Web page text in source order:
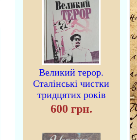
Великий терор.
Сталінські чистки
тридцятих років
600 грн.